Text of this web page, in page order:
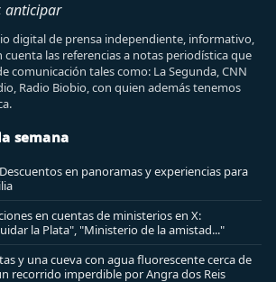
anticipar
digital de prensa independiente, informativo,
cuenta las referencias a notas periodística que
comunicación tales como: La Segunda, CNN
Radio Biobio, con quien además tenemos
semana
en panoramas y experiencias para
en cuentas de ministerios en X:
la Plata", "Ministerio de la amistad..."
y una cueva con agua fluorescente cerca de
recorrido imperdible por Angra dos Reis